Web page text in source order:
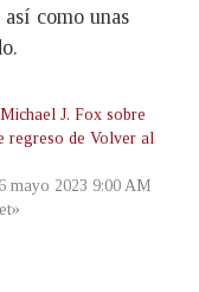
como unas
J. Fox sobre
regreso de Volver al
mayo 2023 9:00 AM